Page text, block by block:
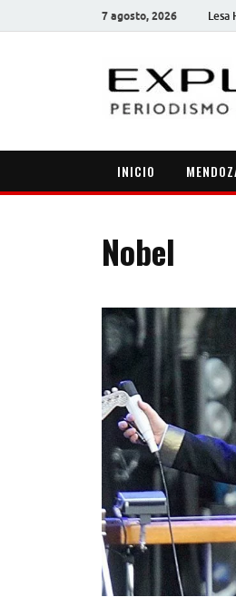
7 agosto, 2026 Lesa
INICIO
Nobel